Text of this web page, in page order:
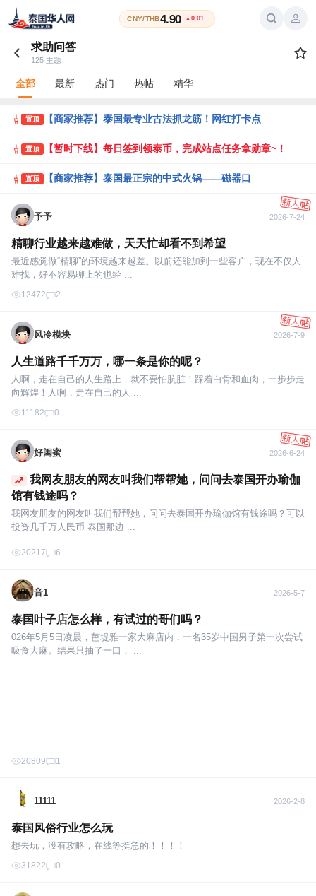
CNY/THB4.90 ▲0.01
求助问答
125 主题
全部 最新 热门 热帖 精华
置顶 【商家推荐】泰国最专业古法抓龙筋！网红打卡点
置顶 【暂时下线】每日签到领泰币，完成站点任务拿勋章~！
置顶 【商家推荐】泰国最正宗的中式火锅——磁器口
予予 2026-7-24
精聊行业越来越难做，天天忙却看不到希望
最近感觉做“精聊”的环境越来越差。以前还能加到一些客户，现在不仅人
难找，好不容易聊上的也经 ...
12472 2
风冷模块 2026-7-9
人生道路千千万万，哪一条是你的呢？
人啊，走在自己的人生路上，就不要怕肮脏！踩着白骨和血肉，一步步走
向辉煌！人啊，走在自己的人 ...
11182 0
好闺蜜 2026-6-24
我网友朋友的网友叫我们帮帮她，问问去泰国开办瑜伽
馆有钱途吗？
我网友朋友的网友叫我们帮帮她，问问去泰国开办瑜伽馆有钱途吗？可以
投资几千万人民币 泰国那边 ...
20217 6
音1 2026-5-7
泰国叶子店怎么样，有试过的哥们吗？
026年5月5日凌晨，芭堤雅一家大麻店内，一名35岁中国男子第一次尝试
吸食大麻。结果只抽了一口， ...
20809 1
11111 2026-2-8
泰国风俗行业怎么玩
想去玩，没有攻略，在线等挺急的！！！！
31822 0